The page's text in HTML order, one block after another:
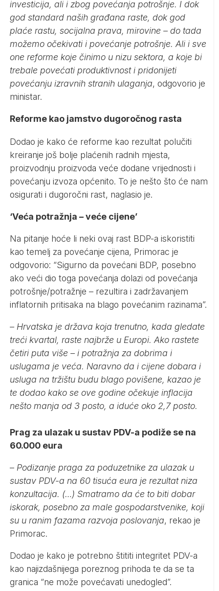
investicija, ali i zbog povećanja potrošnje. I dok
god standard naših građana raste, dok god
plaće rastu, socijalna prava, mirovine – do tada
možemo očekivati i povećanje potrošnje. Ali i sve
one reforme koje činimo u nizu sektora, a koje bi
trebale povećati produktivnost i pridonijeti
povećanju izravnih stranih ulaganja, odgovorio je
ministar.
Reforme kao jamstvo dugoročnog rasta
Dodao je kako će reforme kao rezultat polučiti
kreiranje još bolje plaćenih radnih mjesta,
proizvodnju proizvoda veće dodane vrijednosti i
povećanju izvoza općenito. To je nešto što će nam
osigurati i dugoročni rast, naglasio je.
‘Veća potražnja – veće cijene’
Na pitanje hoće li neki ovaj rast BDP-a iskoristiti
kao temelj za povećanje cijena, Primorac je
odgovorio: “Sigurno da povećani BDP, posebno
ako veći dio toga povećanja dolazi od povećanja
potrošnje/potražnje – rezultira i zadržavanjem
inflatornih pritisaka na blago povećanim razinama”.
– Hrvatska je država koja trenutno, kada gledate
treći kvartal, raste najbrže u Europi. Ako rastete
četiri puta više – i potražnja za dobrima i
uslugama je veća. Naravno da i cijene dobara i
usluga na tržištu budu blago povišene, kazao je
te dodao kako se ove godine očekuje inflacija
nešto manja od 3 posto, a iduće oko 2,7 posto.
Prag za ulazak u sustav PDV-a podiže se na
60.000 eura
– Podizanje praga za poduzetnike za ulazak u
sustav PDV-a na 60 tisuća eura je rezultat niza
konzultacija. (…) Smatramo da će to biti dobar
iskorak, posebno za male gospodarstvenike, koji
su u ranim fazama razvoja poslovanja, rekao je
Primorac.
Dodao je kako je potrebno štititi integritet PDV-a
kao najizdašnijega poreznog prihoda te da se ta
granica “ne može povećavati unedogled”.